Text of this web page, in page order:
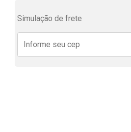
Simulação de frete